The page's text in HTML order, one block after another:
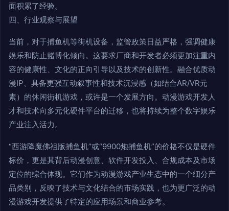
面积累了经验。
四、行业观察与展望
当前，对于捕鱼机等街机设备，监管政策日益严格，强调健康
娱乐和防止赌博化倾向。这要求厂商和开发者必须更加注重内
容的健康性、文化的正向引导以及技术的创新性。融合优质动
漫IP、具备更强互动叙事性和技术沉浸感（如结合AR/VR元
素）的休闲街机游戏，或许是一个发展方向。动漫游戏开发人
才和技术向多元化硬件平台的迁移，也将持续为整个数字娱乐
产业注入活力。
“西游降魔佛祖版捕鱼机”或“9900炮捕鱼机”的价格不仅是硬件
标价，更是其背后动漫创意、软件开发投入、合规成本及市场
定位的综合体现。它们作为动漫游戏产业生态中的一个细分产
品类别，反映了技术与文化结合的市场实践，也为更广泛的动
漫游戏开发提供了特定的应用场景和商业参考。